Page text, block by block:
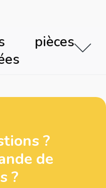
pièces
?
de
?